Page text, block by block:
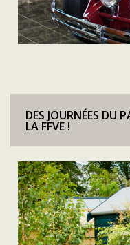
DES JOURNÉES DU
LA FFVE !